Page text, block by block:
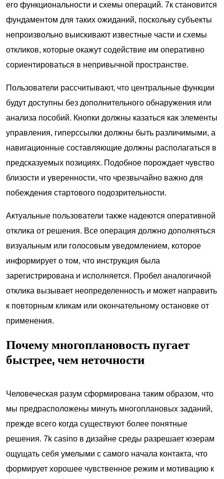
его функциональности и схемы операций. 7к становится
фундаментом для таких ожиданий, поскольку субъекты
непроизвольно выискивают известные части и схемы
откликов, которые окажут содействие им оперативно
сориентироваться в непривычной пространстве.
Пользователи рассчитывают, что центральные функции
будут доступны без дополнительного обнаружения или
анализа пособий. Кнопки должны казаться как элементы
управления, гиперссылки должны быть различимыми, а
навигационные составляющие должны располагаться в
предсказуемых позициях. Подобное порождает чувство
близости и уверенности, что чрезвычайно важно для
побеждения стартового подозрительности.
Актуальные пользователи также надеются оперативной
отклика от решения. Все операция должно дополняться
визуальным или голосовым уведомлением, которое
информирует о том, что инструкция была
зарегистрирована и исполняется. Пробел аналогичной
отклика вызывает неопределенность и может направить
к повторным кликам или окончательному остановке от
применения.
Почему многоплановость пугает
быстрее, чем неточности
Человеческая разум сформирована таким образом, что
мы предрасположены минуть многоплановых заданий,
прежде всего когда существуют более понятные
решения. 7k casino в дизайне среды разрешает юзерам
ощущать себя умелыми с самого начала контакта, что
формирует хорошее чувственное режим и мотивацию к